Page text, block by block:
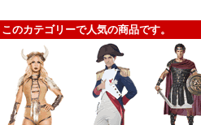
このカテゴリーで人気の商品です。